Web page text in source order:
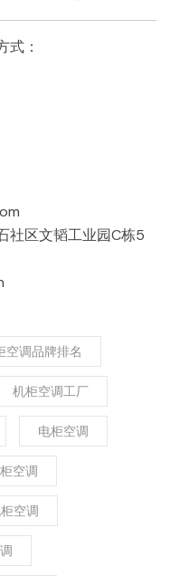
式：
社区文韬工业园C栋5
空调品牌排名
机柜空调工厂
电柜空调
空调
空调